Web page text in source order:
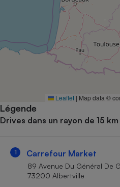
Leaflet | Map data ©
Légende
Drives dans un rayon de 15 km
1 Carrefour Market
89 Avenue Du Général De
73200 Albertville